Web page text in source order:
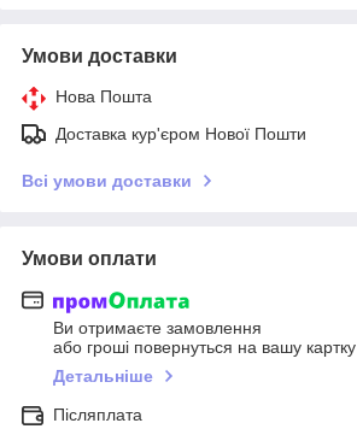
Умови доставки
Нова Пошта
Доставка кур'єром Нової Пошти
Всі умови доставки
Умови оплати
Ви отримаєте замовлення
або гроші повернуться на вашу картку
Детальніше
Післяплата